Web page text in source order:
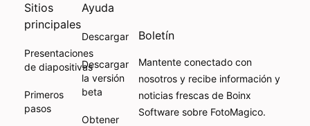
Sitios
principales
Presentaciones
de diapositivas
Primeros
pasos
Ayuda
Descargar
Descargar
la versión
beta
Obtener
Boletín
Mantente conectado con
nosotros y recibe información y
noticias frescas de Boinx
Software sobre FotoMagico.